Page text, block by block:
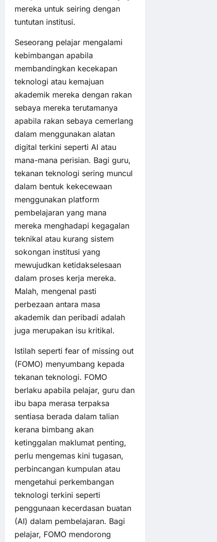
mereka untuk seiring dengan
tuntutan institusi.
Seseorang pelajar mengalami
kebimbangan apabila
membandingkan kecekapan
teknologi atau kemajuan
akademik mereka dengan rakan
sebaya mereka terutamanya
apabila rakan sebaya cemerlang
dalam menggunakan alatan
digital terkini seperti AI atau
mana-mana perisian. Bagi guru,
tekanan teknologi sering muncul
dalam bentuk kekecewaan
menggunakan platform
pembelajaran yang mana
mereka menghadapi kegagalan
teknikal atau kurang sistem
sokongan institusi yang
mewujudkan ketidakselesaan
dalam proses kerja mereka.
Malah, mengenal pasti
perbezaan antara masa
akademik dan peribadi adalah
juga merupakan isu kritikal.
Istilah seperti fear of missing out
(FOMO) menyumbang kepada
tekanan teknologi. FOMO
berlaku apabila pelajar, guru dan
ibu bapa merasa terpaksa
sentiasa berada dalam talian
kerana bimbang akan
ketinggalan maklumat penting,
perlu mengemas kini tugasan,
perbincangan kumpulan atau
mengetahui perkembangan
teknologi terkini seperti
penggunaan kecerdasan buatan
(AI) dalam pembelajaran. Bagi
pelajar, FOMO mendorong